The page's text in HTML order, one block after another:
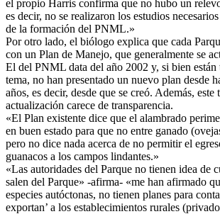
el propio Harris confirma que no hubo un
es decir, no se realizaron los estudios
de la formación del PNML.»
Por otro lado, el biólogo explica que cada
con un Plan de Manejo, que generalmente se
El del PNML data del año 2002 y, si bien están
tema, no han presentado un nuevo plan desde
años, es decir, desde que se creó. Además, este
actualización carece de transparencia.
«El Plan existente dice que el alambrado
en buen estado para que no entre ganado
pero no dice nada acerca de no permitir el
guanacos a los campos lindantes.»
«Las autoridades del Parque no tienen idea de
salen del Parque» -afirma- «me han afirmado
especies autóctonas, no tienen planes para
exportan’ a los establecimientos rurales